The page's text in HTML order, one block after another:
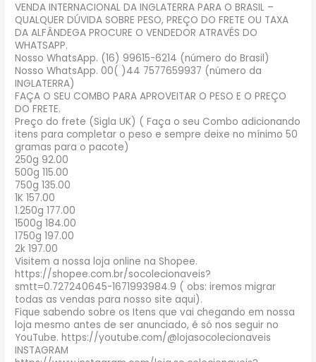
VENDA INTERNACIONAL DA INGLATERRA PARA O BRASIL –
QUALQUER DÚVIDA SOBRE PESO, PREÇO DO FRETE OU TAXA
DA ALFÂNDEGA PROCURE O VENDEDOR ATRAVÉS DO
WHATSAPP.
Nosso WhatsApp. (16) 99615-6214 (número do Brasil)
Nosso WhatsApp. 00( )44 7577659937 (número da
INGLATERRA)
FAÇA O SEU COMBO PARA APROVEITAR O PESO E O PREÇO
DO FRETE.
Preço do frete (Sigla UK) ( Faça o seu Combo adicionando
itens para completar o peso e sempre deixe no mínimo 50
gramas para o pacote)
250g 92.00
500g 115.00
750g 135.00
1K 157.00
1.250g 177.00
1500g 184.00
1750g 197.00
2k 197.00
Visitem a nossa loja online na Shopee.
https://shopee.com.br/socolecionaveis?
smtt=0.727240645-1671993984.9 ( obs: iremos migrar
todas as vendas para nosso site aqui).
Fique sabendo sobre os Itens que vai chegando em nossa
loja mesmo antes de ser anunciado, é só nos seguir no
YouTube. https://youtube.com/@lojasocolecionaveis
INSTAGRAM